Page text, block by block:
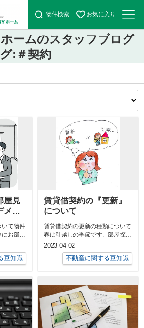
物件検索 お気に入り
ームのスタッフブログ
:＃契約
屋見
メリ
いて物件
にお部屋
料やネ
豆知識
賃貸借契約の『更新』
について
賃貸借契約の更新の種類について
春は引越しの季節です。部屋探し
と入居と退去が同じ時期に集中し
ますから毎...
2023-04-02
不動産に関する豆知識